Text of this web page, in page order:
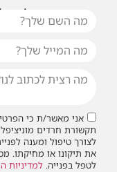
או שילחו
אני מאשר/ת כי
תקשורת חרדים
לצורך טיפול ומענה
את תיקונו או מחיקתו.
לטפל בפנייה. למדיניות